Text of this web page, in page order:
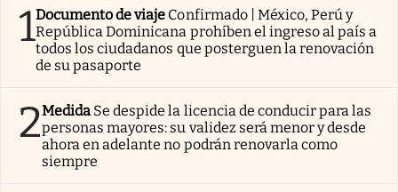
1Documento de viaje Confirmado | México, Perú y
República Dominicana prohíben el ingreso al país a
todos los ciudadanos que posterguen la renovación
de su pasaporte
2Medida Se despide la licencia de conducir para las
personas mayores: su validez será menor y desde
ahora en adelante no podrán renovarla como
siempre